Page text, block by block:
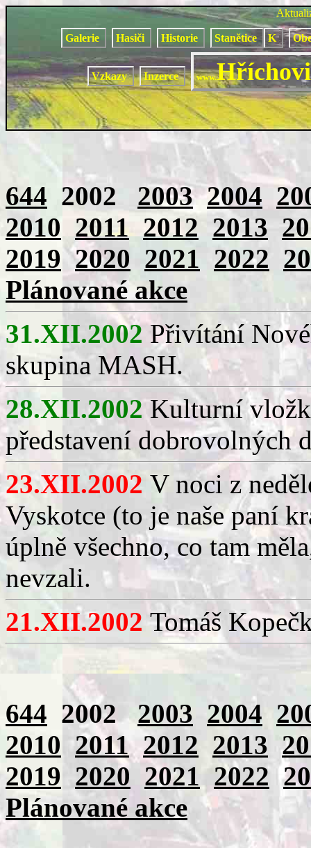
Galerie Hasiči Historie Stanětice K
Vzkazy Inzerce www.
644 2002 2003 2004
2010 2011 2012 2013
2019 2020 2021 2022
Plánované akce
31.XII.2002Přivítání
skupina MASH.
28.XII.2002Kulturní
představení dobrovolných
23.XII.2002 V noci z
Vyskotce (to je naše paní
úplně všechno, co tam
nevzali.
21.XII.2002Tomáš
644 2002 2003 2004
2010 2011 2012 2013
2019 2020 2021 2022
Plánované akce